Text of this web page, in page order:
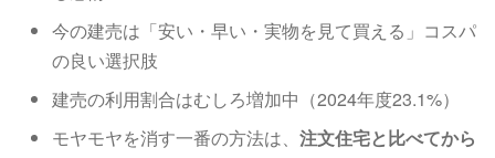
今の建売は「安い・早い・実物を見て買える」コスパ
の良い選択肢
建売の利用割合はむしろ増加中（2024年度23.1%）
モヤモヤを消す一番の方法は、 注文住宅と比べてから